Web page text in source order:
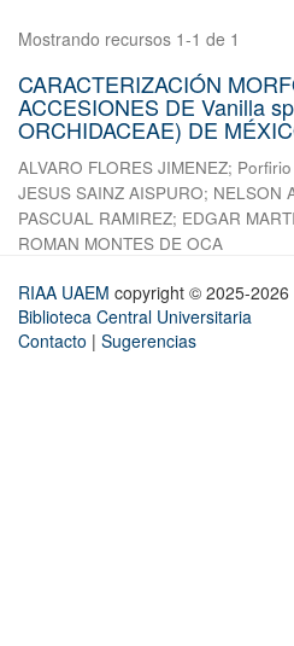
Mostrando recursos 1-1 de 1
CARACTERIZACIÓN
ACCESIONES DE Vanilla
ORCHIDACEAE) DE
ALVARO FLORES JIMENEZ;
JESUS SAINZ AISPURO; NELSON
PASCUAL RAMIREZ; EDGAR
ROMAN MONTES DE OCA
RIAA UAEM copyright © 2025-2026
Biblioteca Central Universitaria
Contacto | Sugerencias